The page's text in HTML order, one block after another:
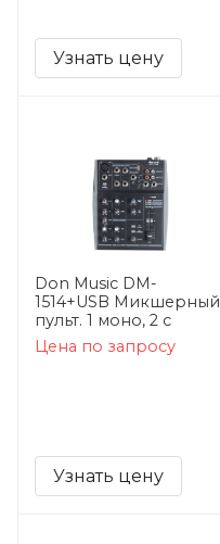
Узнать цену
Don Music DM-
1514+USB Микшерный
пульт. 1 моно, 2 с
Цена по запросу
Узнать цену